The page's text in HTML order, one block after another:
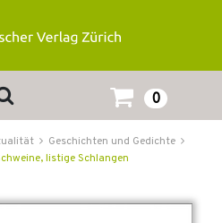
0
Geschichten und Gedichte
listige Schlangen